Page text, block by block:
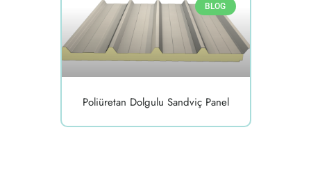
BLOG
Poliüretan Dolgulu Sandviç Panel